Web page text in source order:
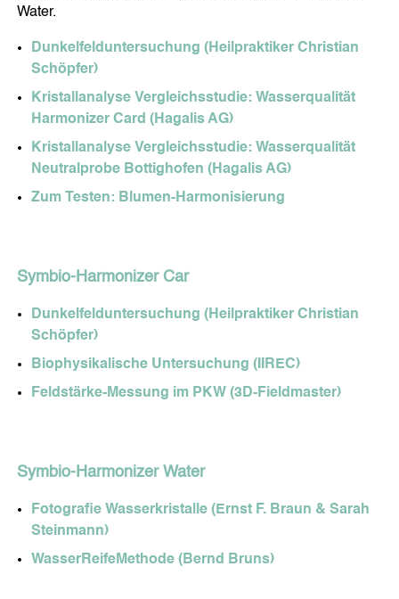
Water.
Dunkelfelduntersuchung (Heilpraktiker Christian
Schöpfer)
Kristallanalyse Vergleichsstudie: Wasserqualität
Harmonizer Card (Hagalis AG)
Kristallanalyse Vergleichsstudie: Wasserqualität
Neutralprobe Bottighofen (Hagalis AG)
Zum Testen: Blumen-Harmonisierung
Symbio-Harmonizer Car
Dunkelfelduntersuchung (Heilpraktiker Christian
Schöpfer)
Biophysikalische Untersuchung (IIREC)
Feldstärke-Messung im PKW (3D-Fieldmaster)
Symbio-Harmonizer Water
Fotografie Wasserkristalle (Ernst F. Braun & Sarah
Steinmann)
WasserReifeMethode (Bernd Bruns)